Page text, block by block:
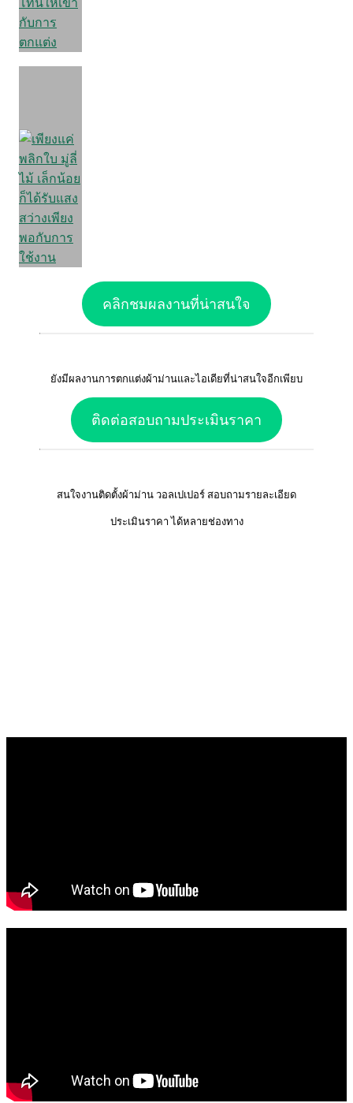
คลิกชมผลงานที่น่าสนใจ
ยังมีผลงานการตกแต่งผ้าม่านและไอเดียที่น่าสนใจอีกเพียบ
ติดต่อสอบถามประเมินราคา
สนใจงานติดตั้งผ้าม่าน วอลเปเปอร์ สอบถามรายละเอียด
ประเมินราคา ได้หลายช่องทาง